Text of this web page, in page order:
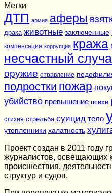
Метки
ДТП армия аферы
драка животные заключенные
компенсация коррупция кража
несчастный
оружие отравление
подростки пожар
убийство превышение психи
стихия стрельба суицид тело
утопленники халатность
Проект создан в 2011 году
журналистов, освещающих
происшествия,
структур и судов.